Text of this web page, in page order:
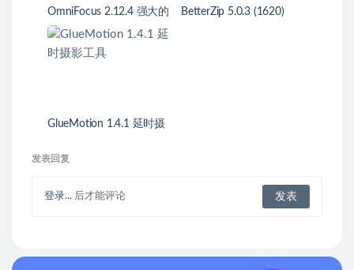
OmniFocus 2.12.4 强大的
任务管理软件
BetterZip 5.0.3 (1620)
GlueMotion 1.4.1 延时摄
发表回复
登录... 后才能评论